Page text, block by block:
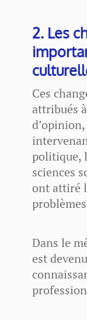
2. Les
Ces
attribués
politique,
sciences
ont attiré
Dans le
est